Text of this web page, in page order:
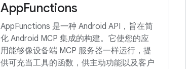
AppFunctions
AppFunctions 是一种 Android API，旨在简
化 Android MCP 集成的构建。它使您的应
用能够像设备端 MCP 服务器一样运行，提
供可充当工具的函数，供主动功能以及客户